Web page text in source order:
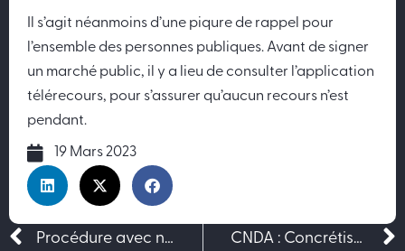
Il s’agit néanmoins d’une piqure de rappel pour
l’ensemble des personnes publiques. Avant de signer
un marché public, il y a lieu de consulter l’application
télérecours, pour s’assurer qu’aucun recours n’est
pendant.
19 Mars 2023
Précédent Procédure avec négociation CNDA : Concrétisation de la menace en France et protection internationale